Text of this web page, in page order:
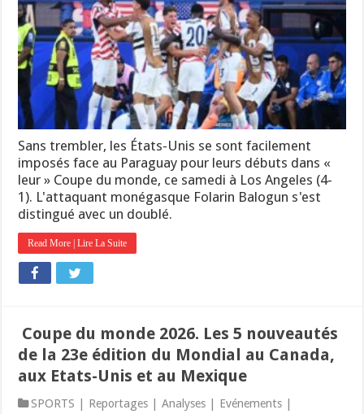
Sans trembler, les États-Unis se sont facilement
imposés face au Paraguay pour leurs débuts dans «
leur » Coupe du monde, ce samedi à Los Angeles (4-
1). L'attaquant monégasque Folarin Balogun s'est
distingué avec un doublé.
Read More | Lire La Suite
Coupe du monde 2026. Les 5 nouveautés
de la 23e édition du Mondial au Canada,
aux Etats-Unis et au Mexique
SPORTS | Reportages | Analyses | Evénements |